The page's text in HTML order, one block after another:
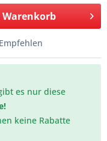
Warenkorb
Empfehlen
es nur diese
keine Rabatte